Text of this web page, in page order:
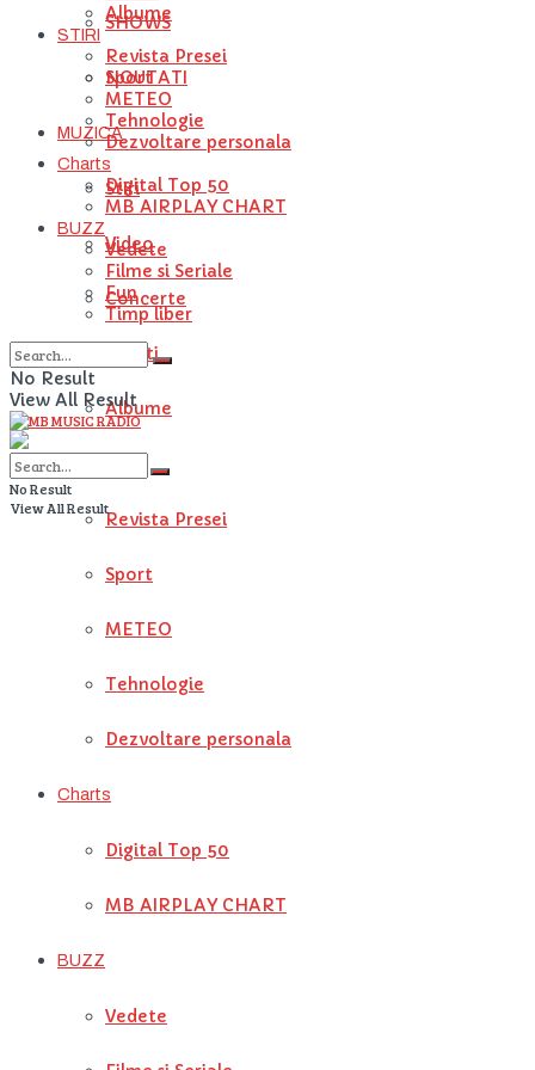
SHOWS
NOUTATI
MUZICA
Stiri
Video
Concerte
Artisti
Albume
STIRI
Revista Presei
Sport
METEO
Tehnologie
Dezvoltare personala
Charts
Digital Top 50
MB AIRPLAY CHART
BUZZ
Vedete
Albume
STIRI
Revista Presei
Sport
METEO
Tehnologie
Dezvoltare personala
Charts
Digital Top 50
MB AIRPLAY CHART
BUZZ
Vedete
Filme si Seriale
Fun
Timp liber
No Result
View All Result
No Result
View All Result